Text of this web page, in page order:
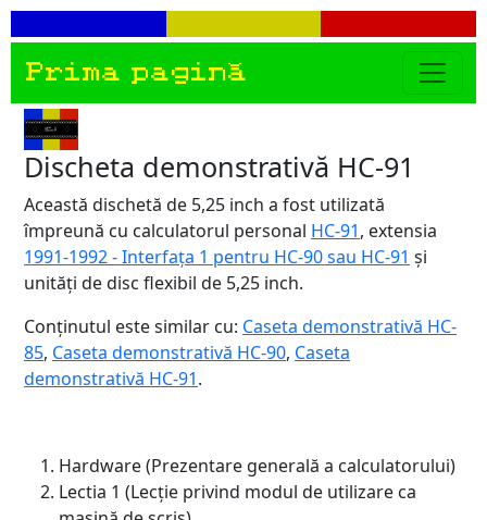
Prima pagină
Discheta demonstrativă HC-91
Această dischetă de 5,25 inch a fost utilizată
împreună cu calculatorul personal HC-91, extensia
1991-1992 - Interfața 1 pentru HC-90 sau HC-91 și
unități de disc flexibil de 5,25 inch.
Conținutul este similar cu: Caseta demonstrativă HC-
85, Caseta demonstrativă HC-90, Caseta
demonstrativă HC-91.
Hardware (Prezentare generală a calculatorului)
Lectia 1 (Lecție privind modul de utilizare ca